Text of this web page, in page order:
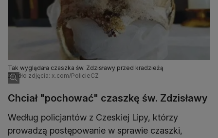
Tak wyglądała czaszka św. Zdzisławy przed kradzieżą
Źródło zdjęcia: x.com/PolicieCZ
Chciał "pochować" czaszkę św. Zdzisławy
Według policjantów z Czeskiej Lipy, którzy
prowadzą postępowanie w sprawie czaszki,